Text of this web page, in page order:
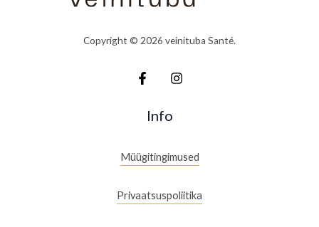
Copyright © 2026 veinituba Santé.
Info
Müügitingimused
Privaatsuspoliitika